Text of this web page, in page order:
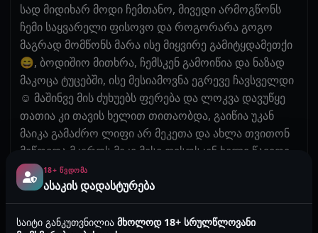
სად მიდიხარ მოდი ჩემთანო, მივედი არმოგწონს
ჩემი საყვარელი ფისოვო და როგორარა გოგო
მაგრად მომწონს მარა ისე მიყვირე გამიტყდამეთქი
😄, ბოდიშიო მითხრა, ჩემსკენ გამოიწია და ნაზად
მაკოცა ტუცებში, ისე მესიამოვნა ეგრევე ჩავსველდი
☺️ მაშინვე მის ძუხუებს ფერება და ლოკვა დავუწყე
თათია კი თავის ხელით თითაობდა, გაიწია უკან
მაიკა გამაძრო ლიფი არ მეკეთა და ახლა თვითონ
მიწოვდა მკერდს მეკი მისი ფისოსკენ ხელი წავიღე
და ნაზად შევეხე, ჟრუანტელმა დამიარა და
დავინახე რომ ესიამოვნა დავუწყე თითაობა და ორი
თითი შევუყავი გაგიჟდა, სიამივნებდა ჩავაწვინე
აბაზანაში და მის მუტელს წოვა დავუწყე მალევე
18+ ᲬᲕᲓᲝᲛᲐ
ასაკის დადასტურება
საიტი განკუთვნილიამხოლოდ 18+ სრულწლოვანი